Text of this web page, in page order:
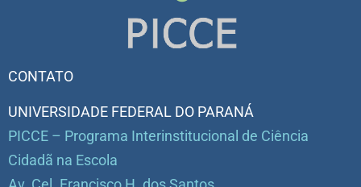
CONTATO
UNIVERSIDADE FEDERAL DO PARANÁ
PICCE – Programa Interinstitucional de Ciência
Cidadã na Escola